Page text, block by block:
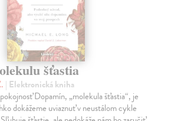
šťastia
| Elektronická kniha
Dopamín, „molekula šťastia“, je
dokážeme uviaznuť v neustálom cykle